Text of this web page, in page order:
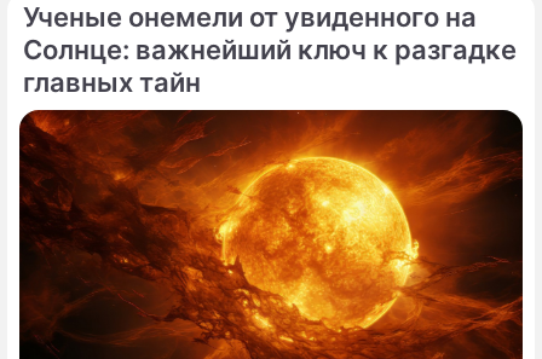
перечеркнул все наши прошлые
представления о здоровье.
Ученые онемели от увиденного на
Солнце: важнейший ключ к разгадке
главных тайн